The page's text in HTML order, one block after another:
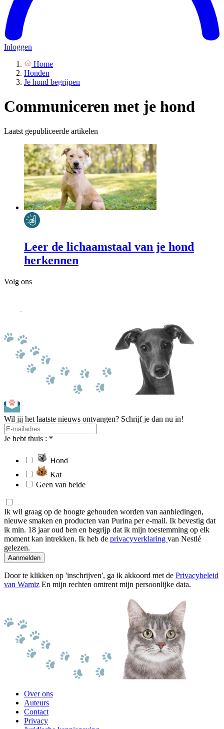
Inloggen
Home
Honden
Je hond begrijpen
Communiceren met je hond
Laatst gepubliceerde artikelen
Leer de lichaamstaal van je hond
herkennen
Volg ons
Wil jij het laatste nieuws ontvangen? Schrijf je dan nu in!
Je hebt thuis : *
Hond
Kat
Geen van beide
Ik wil graag op de hoogte gehouden worden van aanbiedingen,
nieuwe smaken en producten van Purina per e-mail. Ik bevestig dat
ik min. 18 jaar oud ben en begrijp dat ik mijn toestemming op elk
moment kan intrekken. Ik heb de privacyverklaring van Nestlé
gelezen.
Aanmelden
Door te klikken op 'inschrijven', ga ik akkoord met de Privacybeleid
van Wamiz En mijn rechten omtrent mijn persoonlijke data.
Over ons
Auteurs
Contact
Privacy